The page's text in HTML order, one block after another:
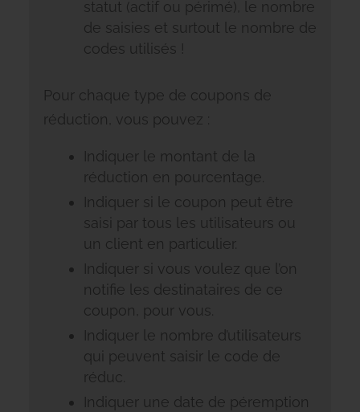
statut (actif ou périmé), le nombre
de saisies et surtout le nombre de
codes utilisés !
Pour chaque type de coupons de
réduction, vous pouvez :
Indiquer le montant de la
réduction en pourcentage.
Indiquer si le coupon peut être
saisi par tous les utilisateurs ou
un client en particulier.
Indiquer si vous voulez que l’on
notifie les destinataires de ce
coupon, pour vous.
Indiquer le nombre d’utilisateurs
qui peuvent saisir le code de
réduc.
Indiquer une date de péremption